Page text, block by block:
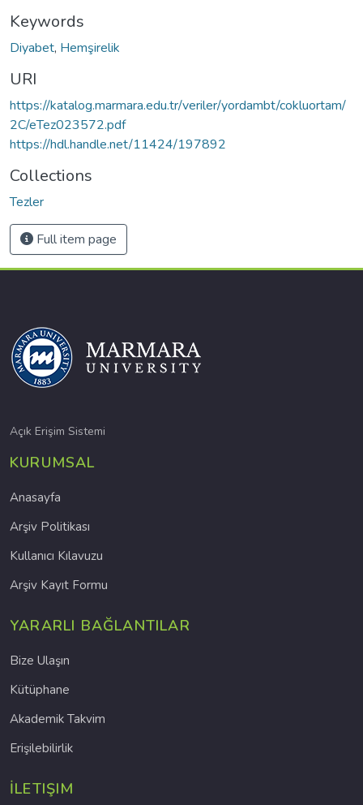
Keywords
Diyabet, Hemşirelik
URI
https://katalog.marmara.edu.tr/veriler/yordambt/cokluortam/
2C/eTez023572.pdf
https://hdl.handle.net/11424/197892
Collections
Tezler
Full item page
Açık Erişim Sistemi
KURUMSAL
Anasayfa
Arşiv Politikası
Kullanıcı Kılavuzu
Arşiv Kayıt Formu
YARARLI BAĞLANTILAR
Bize Ulaşın
Kütüphane
Akademik Takvim
Erişilebilirlik
İLETIŞIM